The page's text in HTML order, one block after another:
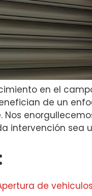
en el
de un
intervención sea
de